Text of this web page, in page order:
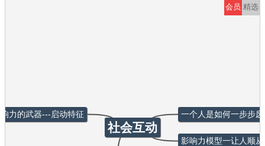
精选
会员
社会互动
力的武器---启动特征 一个人是如何一步步
影响力模型一让人顺